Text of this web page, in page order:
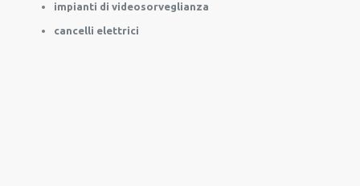
impianti di videosorveglianza
cancelli elettrici